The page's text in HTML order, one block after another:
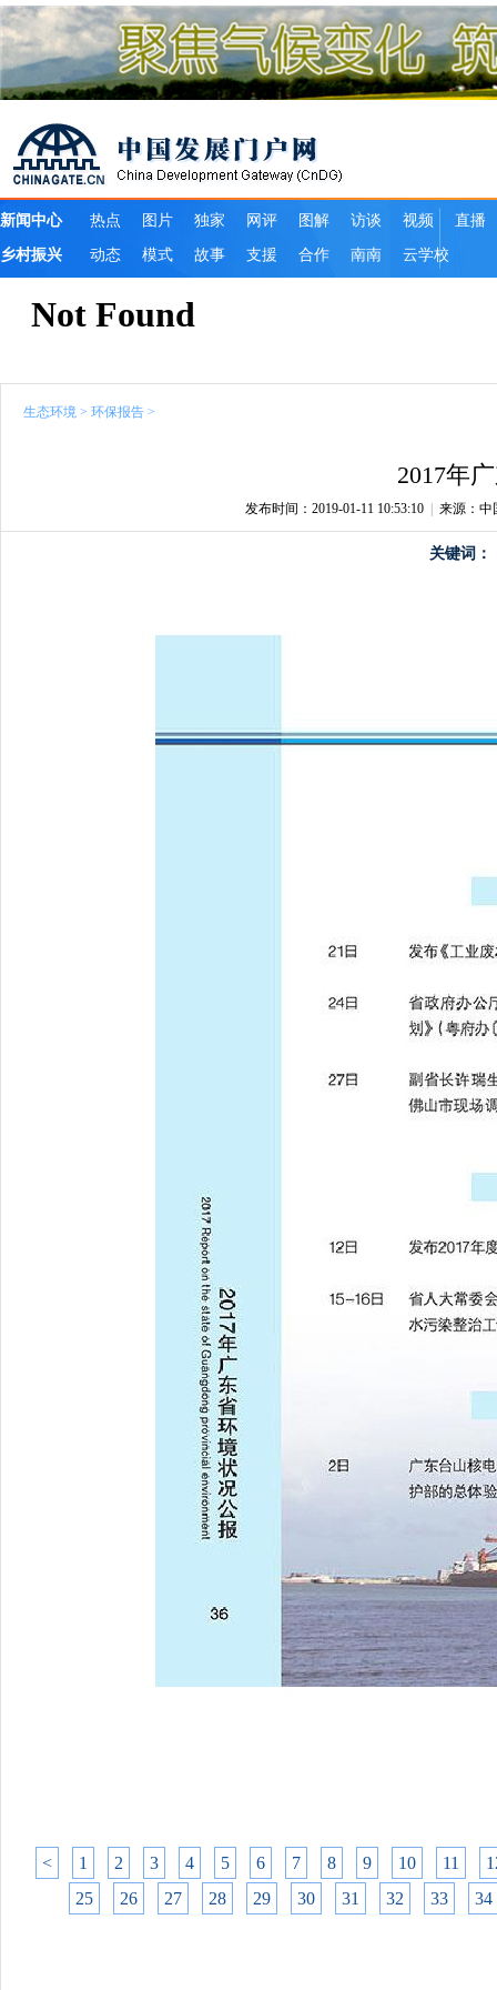
生态环境 > 环保报告 >
2017年
发布时间：2019-01-11 10:53:10| 来源：中
关键词：
< 1 2 3 4 5 6 7 8 9 10 11
25
26 27 28 29 30 31 32 33 34